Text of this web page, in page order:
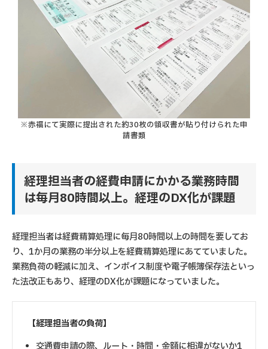
※赤福にて実際に提出された約30枚の領収書が貼り付けられた申
請書類
経理担当者の経費申請にかかる業務時間
は毎月80時間以上。経理のDX化が課題
経理担当者は経費精算処理に毎月80時間以上の時間を要してお
り、1か月の業務の半分以上を経費精算処理にあてていました。
業務負荷の軽減に加え、インボイス制度や電子帳簿保存法といっ
た法改正もあり、経理のDX化が課題になっていました。
【経理担当者の負荷】
交通費申請の際、ルート・時間・金額に相違がないか1